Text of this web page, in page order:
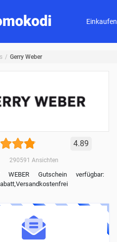
Einkaufen
Gerry Weber
4.89
290591 Ansichten
WEBER Gutschein verfügbar: